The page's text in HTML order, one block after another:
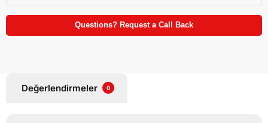
Questions? Request a Call Back
Değerlendirmeler 0